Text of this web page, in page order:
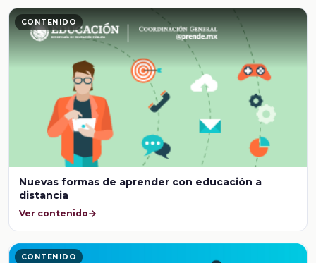
CONTENIDO
Nuevas formas de aprender con educación a
distancia
Ver contenido
CONTENIDO